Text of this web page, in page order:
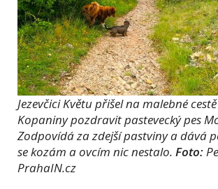
Jezevčici Květu přišel na malebné
Kopaniny pozdravit pastevecký pes
Zodpovídá za zdejší pastviny a dává
se kozám a ovcím nic nestalo. Foto:
PrahaIN.cz